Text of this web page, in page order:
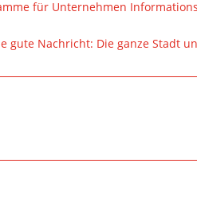
für Unternehmen
gute Nachricht: Die ganze Stadt